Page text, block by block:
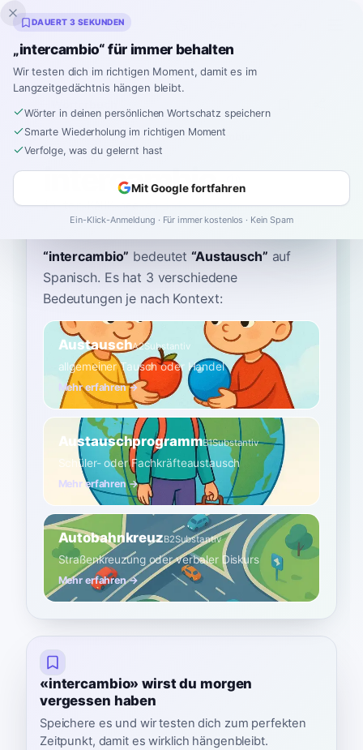
Inklingo
Startseite›Spanisch› Wörterbuch ›intercambio
intercambio
in-ter-KAHM-bee-oh interˈkambjo
“intercambio” bedeutet “Austausch” auf
Spanisch. Es hat 3 verschiedene
Bedeutungen je nach Kontext:
AustauschA2Substantiv
allgemeiner Tausch oder Handel
Mehr erfahren →
AustauschprogrammB1Substantiv
Schüler- oder Fachkräfteaustausch
Mehr erfahren →
AutobahnkreuzB2Substantiv
Straßenkreuzung oder verbaler Diskurs
Mehr erfahren →
«intercambio» wirst du morgen
vergessen haben
Speichere es und wir testen dich zum perfekten
Zeitpunkt, damit es wirklich hängenbleibt.
DAUERT 3 SEKUNDEN
„intercambio“ für immer behalten
Wir testen dich im richtigen Moment, damit es im
Langzeitgedächtnis hängen bleibt.
Wörter in deinen persönlichen Wortschatz speichern
Smarte Wiederholung im richtigen Moment
Verfolge, was du gelernt hast
Mit Google fortfahren
Ein-Klick-Anmeldung · Für immer kostenlos · Kein Spam